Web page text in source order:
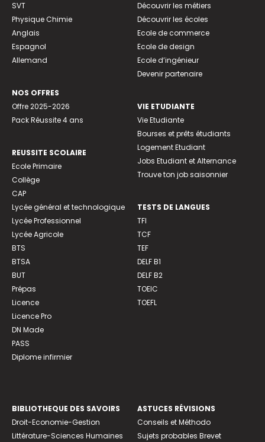
SVT
Physique Chimie
Anglais
Espagnol
Allemand
NOS OFFRES
Offre 2025-2026
Pack Réussite 4 ans
REUSSITE SCOLAIRE
Ecole Primaire
Collège
CAP
Lycée général et technologique
Lycée Professionnel
Lycée Agricole
BTS
BTSA
BUT
Prépas
Licence
Licence Pro
DN Made
PASS
Diplome infirmier
Découvrir les métiers
Découvrir les écoles
Ecole de commerce
Ecole de design
Ecole d’ingénieur
Devenir partenaire
VIE ETUDIANTE
Vie Etudiante
Bourses et prêts étudiants
Logement Etudiant
Jobs Etudiant et Alternance
Trouve ton job saisonnier
TESTS DE LANGUES
TFI
TCF
TEF
DELF B1
DELF B2
TOEIC
TOEFL
BIBLIOTHEQUE DES SAVOIRS
Droit-Economie-Gestion
Littérature-Sciences Humaines
ASTUCES RÉVISIONS
Conseils et Méthodo
Sujets probables Brevet